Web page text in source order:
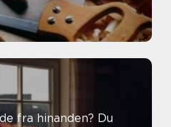
fra hinanden? Du